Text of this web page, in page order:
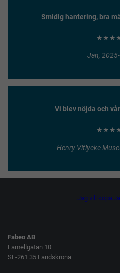
Smidig hantering, bra
Jan,
Vi blev nöjda och
Henry Vitlycke
Jag vill köpa
Fabeo AB
Lamellgatan 10
SE-261 35 Landskrona